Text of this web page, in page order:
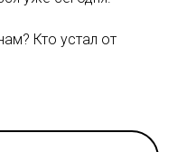
Кто устал от